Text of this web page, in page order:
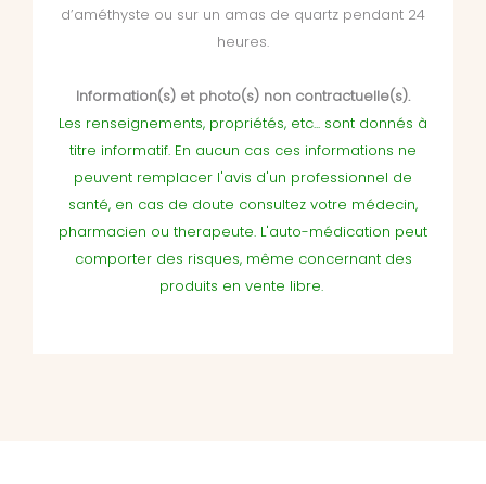
d’améthyste ou sur un amas de quartz pendant 24
heures.
Information(s) et photo(s) non contractuelle(s).
Les renseignements, propriétés, etc... sont donnés à
titre informatif. En aucun cas ces informations ne
peuvent remplacer l'avis d'un professionnel de
santé, en cas de doute consultez votre médecin,
pharmacien ou therapeute. L'auto-médication peut
comporter des risques, même concernant des
produits en vente libre.